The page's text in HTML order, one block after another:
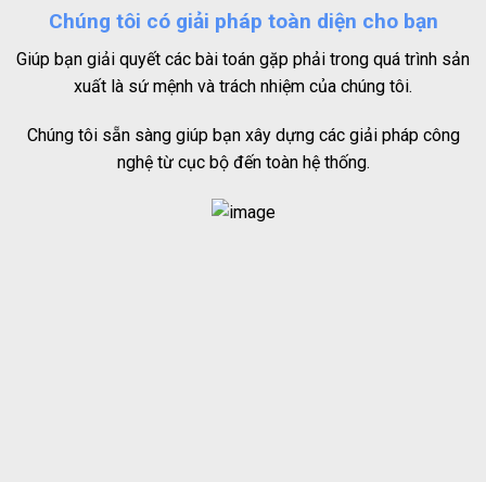
Chúng tôi có giải pháp toàn diện cho bạn
Giúp bạn giải quyết các bài toán gặp phải trong quá trình sản
xuất là sứ mệnh và trách nhiệm của chúng tôi.
Chúng tôi sẵn sàng giúp bạn xây dựng các giải pháp công
nghệ từ cục bộ đến toàn hệ thống.